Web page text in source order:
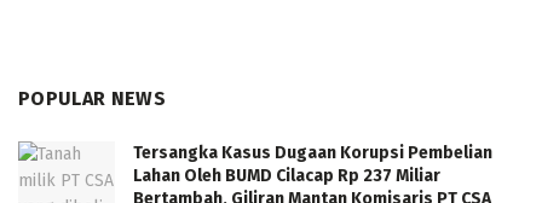
POPULAR NEWS
Tersangka Kasus Dugaan Korupsi Pembelian
Lahan Oleh BUMD Cilacap Rp 237 Miliar
Bertambah, Giliran Mantan Komisaris PT CSA